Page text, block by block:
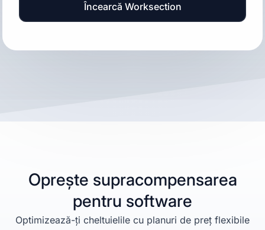
Încearcă Worksection
Oprește supracompensarea
pentru software
Optimizează-ți cheltuielile cu planuri de preț flexibile